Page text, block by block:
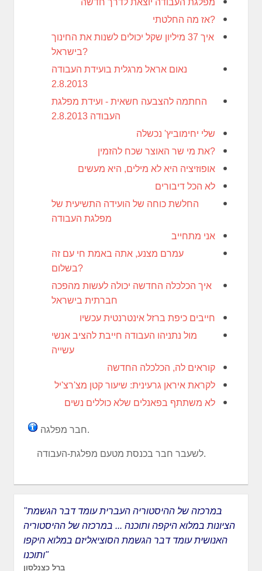
מפלגת העבודה יוצאת לדרך חדשה
אז מה החלטתי?
איך 37 מיליון שקל יכולים לשנות את החינוך
בישראל?
נאום אראל מרגלית בועידת העבודה
2.8.2013
החתמה להצבעה חשאית - ועידת מפלגת
העבודה 2.8.2013
שלי יחימוביץ' נכשלה
את מי שר האוצר שכח להזמין?
אופוזיציה היא לא מילים, היא מעשים
לא הכל דיבורים
החלשת כוחה של הועידה התשיעית של
מפלגת העבודה
אני מתחייב
עמרם מצנע, אתה באמת חי עם זה
בשלום?
איך הכלכלה החדשה יכולה לעשות מהפכה
חברתית בישראל
חייבים כיפת ברזל אינטרנטית עכשיו
מול נתניהו העבודה חייבת להציב אנשי
עשייה
‫קוראים לה, הכלכלה החדשה
לקראת איראן גרעינית: שיעור קטן מצ'רצ'יל
לא משתתף בפאנלים שלא כוללים נשים
חבר מפלגה.
לשעבר חבר בכנסת מטעם מפלגת-העבודה.
"במרכזה של ההיסטוריה העברית עומד דבר הגשמת
הציונות במלוא היקפה ותוכנה ... במרכזה של ההיסטוריה
האנושית עומד דבר הגשמת הסוציאליזם במלוא היקפו
ותוכנו"
ברל כצנלסון